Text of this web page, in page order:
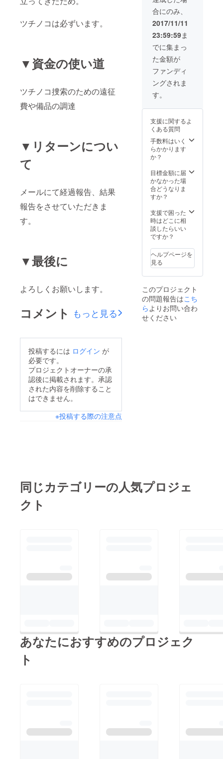
ツチノコは必ずいます。
▼資金の使い道
ツチノコ捜索のための遠征
費や備品の調達
▼リターンについ
て
メールにて経過報告、結果
報告をさせていただきま
す。
▼最後に
よろしくお願いします。
コメント もっと見る
投稿するには ログイン が
必要です。
プロジェクトオーナーの承
認後に掲載されます。承認
された内容を削除すること
はできません。
※投稿する際の注意点
合にのみ、
2017/11/11
23:59:59ま
でに集まっ
た金額が
ファンディ
ングされま
す。
支援に関するよ
くある質問
手数料はいく
らかかります
か？
目標金額に届
かなかった場
合どうなりま
すか？
支援で困った
時はどこに相
談したらいい
ですか？
ヘルプページを
見る
このプロジェクト
の問題報告はこち
ら よりお問い合わ
せください
同じカテゴリーの人気プロジェ
クト
あなたにおすすめのプロジェク
ト